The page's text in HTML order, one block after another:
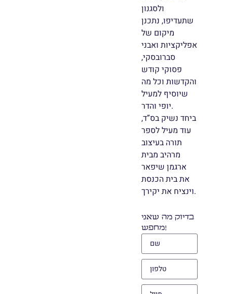
ולסגנון
שתעדיפו, נתכנן
מיקום של
אפליקציות ואבני
סברובסקי,
פסוקי קודש
והקדשות וכל מה
שיוסיף למעיל
יופי והדר.
ביחד נשיק בס”ד,
עוד מעיל לספר
תורה בעיצוב
מרהיב מבית
ארגמן שיפאר
את בית הכנסת
וינציח את יקירך.
בדיוק מה שאני
מחפש!